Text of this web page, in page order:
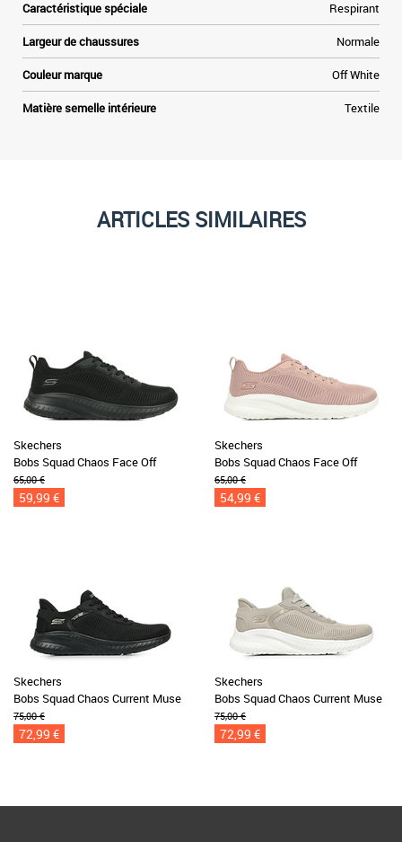
Caractéristique spéciale Respirant
Largeur de chaussures Normale
Couleur marque Off White
Matière semelle intérieure Textile
ARTICLES SIMILAIRES
Skechers
Bobs Squad Chaos Face Off
65,00 €
59,99 €
Skechers
Bobs Squad Chaos Face Off
65,00 €
54,99 €
Skechers
Bobs Squad Chaos Current Muse
75,00 €
72,99 €
Skechers
Bobs Squad Chaos Current Muse
75,00 €
72,99 €